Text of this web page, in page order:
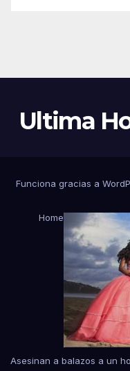
Ultima
Funciona gracias a
Home
Asesinan a balazos a un